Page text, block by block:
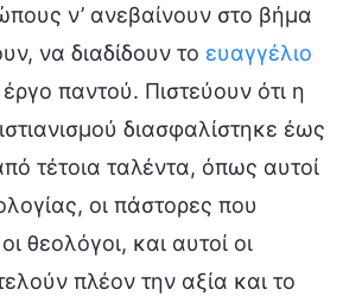
ν’ ανεβαίνουν στο βήμα
να διαδίδουν το ευαγγέλιο
παντού. Πιστεύουν ότι η
διασφαλίστηκε έως
τέτοια ταλέντα, όπως αυτοί
οι πάστορες που
θεολόγοι, και αυτοί οι
πλέον την αξία και το